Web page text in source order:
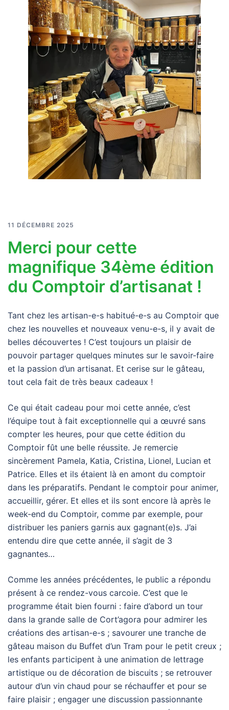
11 DÉCEMBRE 2025
Merci pour cette
magnifique 34ème édition
du Comptoir d’artisanat !
Tant chez les artisan-e-s habitué-e-s au Comptoir que
chez les nouvelles et nouveaux venu-e-s, il y avait de
belles découvertes ! C’est toujours un plaisir de
pouvoir partager quelques minutes sur le savoir-faire
et la passion d’un artisanat. Et cerise sur le gâteau,
tout cela fait de très beaux cadeaux !
Ce qui était cadeau pour moi cette année, c’est
l’équipe tout à fait exceptionnelle qui a œuvré sans
compter les heures, pour que cette édition du
Comptoir fût une belle réussite. Je remercie
sincèrement Pamela, Katia, Cristina, Lionel, Lucian et
Patrice. Elles et ils étaient là en amont du comptoir
dans les préparatifs. Pendant le comptoir pour animer,
accueillir, gérer. Et elles et ils sont encore là après le
week-end du Comptoir, comme par exemple, pour
distribuer les paniers garnis aux gagnant(e)s. J’ai
entendu dire que cette année, il s’agit de 3
gagnantes…
Comme les années précédentes, le public a répondu
présent à ce rendez-vous carcoie. C’est que le
programme était bien fourni : faire d’abord un tour
dans la grande salle de Cort’agora pour admirer les
créations des artisan-e-s ; savourer une tranche de
gâteau maison du Buffet d’un Tram pour le petit creux ;
les enfants participent à une animation de lettrage
artistique ou de décoration de biscuits ; se retrouver
autour d’un vin chaud pour se réchauffer et pour se
faire plaisir ; engager une discussion passionnante